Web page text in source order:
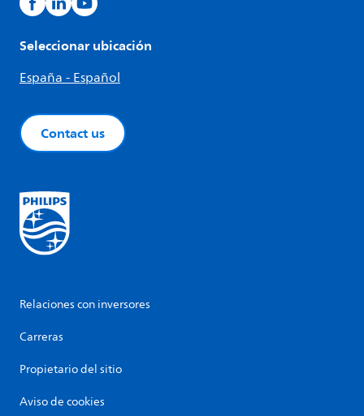
Seleccionar ubicación
España - Español
Contact us
Relaciones con inversores
Carreras
Propietario del sitio
Aviso de cookies